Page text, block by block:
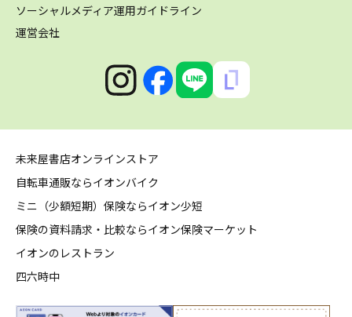
ソーシャルメディア運用ガイドライン
運営会社
未来屋書店オンラインストア
自転車通販ならイオンバイク
ミニ（少額短期）保険ならイオン少短
保険の資料請求・比較ならイオン保険マーケット
イオンのレストラン
四六時中